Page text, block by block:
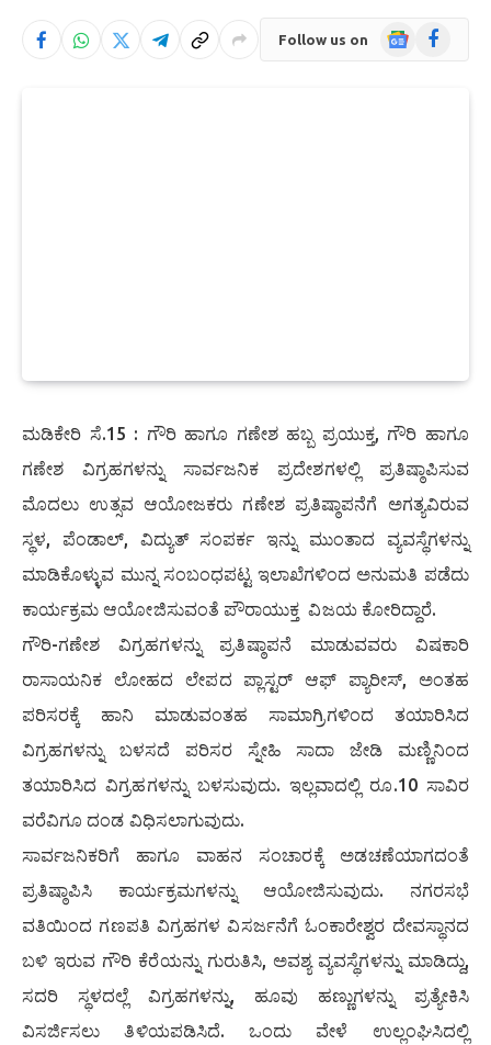
Follow us on
GoogleFacebook
ಮಡಿಕೇರಿ ಸೆ.15 : ಗೌರಿ ಹಾಗೂ ಗಣೇಶ ಹಬ್ಬ ಪ್ರಯುಕ್ತ, ಗೌರಿ ಹಾಗೂ
ಗಣೇಶ ವಿಗ್ರಹಗಳನ್ನು ಸಾರ್ವಜನಿಕ ಪ್ರದೇಶಗಳಲ್ಲಿ ಪ್ರತಿಷ್ಠಾಪಿಸುವ
ಮೊದಲು ಉತ್ಸವ ಆಯೋಜಕರು ಗಣೇಶ ಪ್ರತಿಷ್ಠಾಪನೆಗೆ ಅಗತ್ಯವಿರುವ
ಸ್ಥಳ, ಪೆಂಡಾಲ್, ವಿದ್ಯುತ್ ಸಂಪರ್ಕ ಇನ್ನು ಮುಂತಾದ ವ್ಯವಸ್ಥೆಗಳನ್ನು
ಮಾಡಿಕೊಳ್ಳುವ ಮುನ್ನ ಸಂಬಂಧಪಟ್ಟ ಇಲಾಖೆಗಳಿಂದ ಅನುಮತಿ ಪಡೆದು
ಕಾರ್ಯಕ್ರಮ ಆಯೋಜಿಸುವಂತೆ ಪೌರಾಯುಕ್ತ ವಿಜಯ ಕೋರಿದ್ದಾರೆ.
ಗೌರಿ-ಗಣೇಶ ವಿಗ್ರಹಗಳನ್ನು ಪ್ರತಿಷ್ಠಾಪನೆ ಮಾಡುವವರು ವಿಷಕಾರಿ
ರಾಸಾಯನಿಕ ಲೋಹದ ಲೇಪದ ಪ್ಲಾಸ್ಟರ್ ಆಫ್ ಪ್ಯಾರೀಸ್, ಅಂತಹ
ಪರಿಸರಕ್ಕೆ ಹಾನಿ ಮಾಡುವಂತಹ ಸಾಮಾಗ್ರಿಗಳಿಂದ ತಯಾರಿಸಿದ
ವಿಗ್ರಹಗಳನ್ನು ಬಳಸದೆ ಪರಿಸರ ಸ್ನೇಹಿ ಸಾದಾ ಜೇಡಿ ಮಣ್ಣಿನಿಂದ
ತಯಾರಿಸಿದ ವಿಗ್ರಹಗಳನ್ನು ಬಳಸುವುದು. ಇಲ್ಲವಾದಲ್ಲಿ ರೂ.10 ಸಾವಿರ
ವರೆವಿಗೂ ದಂಡ ವಿಧಿಸಲಾಗುವುದು.
ಸಾರ್ವಜನಿಕರಿಗೆ ಹಾಗೂ ವಾಹನ ಸಂಚಾರಕ್ಕೆ ಅಡಚಣೆಯಾಗದಂತೆ
ಪ್ರತಿಷ್ಠಾಪಿಸಿ ಕಾರ್ಯಕ್ರಮಗಳನ್ನು ಆಯೋಜಿಸುವುದು. ನಗರಸಭೆ
ವತಿಯಿಂದ ಗಣಪತಿ ವಿಗ್ರಹಗಳ ವಿಸರ್ಜನೆಗೆ ಓಂಕಾರೇಶ್ವರ ದೇವಸ್ಥಾನದ
ಬಳಿ ಇರುವ ಗೌರಿ ಕೆರೆಯನ್ನು ಗುರುತಿಸಿ, ಅವಶ್ಯ ವ್ಯವಸ್ಥೆಗಳನ್ನು ಮಾಡಿದ್ದು,
ಸದರಿ ಸ್ಥಳದಲ್ಲೆ ವಿಗ್ರಹಗಳನ್ನು, ಹೂವು ಹಣ್ಣುಗಳನ್ನು ಪ್ರತ್ಯೇಕಿಸಿ
ವಿಸರ್ಜಿಸಲು ತಿಳಿಯಪಡಿಸಿದೆ. ಒಂದು ವೇಳೆ ಉಲ್ಲಂಘಿಸಿದಲ್ಲಿ